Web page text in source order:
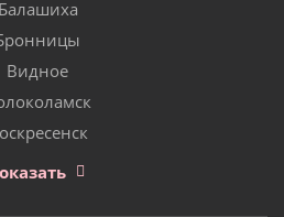
Балашиха
Видное